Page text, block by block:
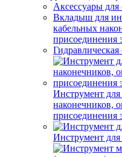
Аксессуары для
Вкладыш для
кабельных
присоединения
Гидравлическая
Инструмент
наконечников,
присоединения
Инструмент